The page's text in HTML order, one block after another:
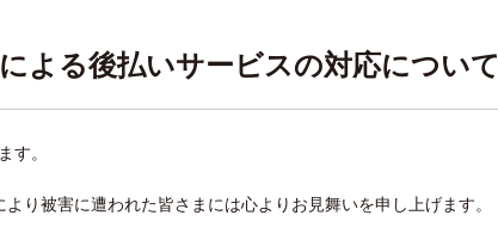
よる後払いサービスの対応について
す。
り被害に遭われた皆さまには心よりお見舞いを申し上げます。